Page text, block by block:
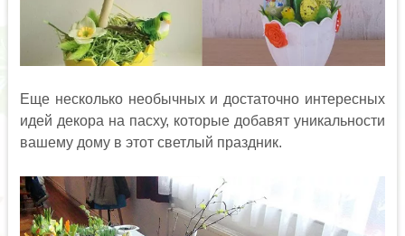
Еще несколько необычных и достаточно интересных
идей декора на пасху, которые добавят уникальности
вашему дому в этот светлый праздник.